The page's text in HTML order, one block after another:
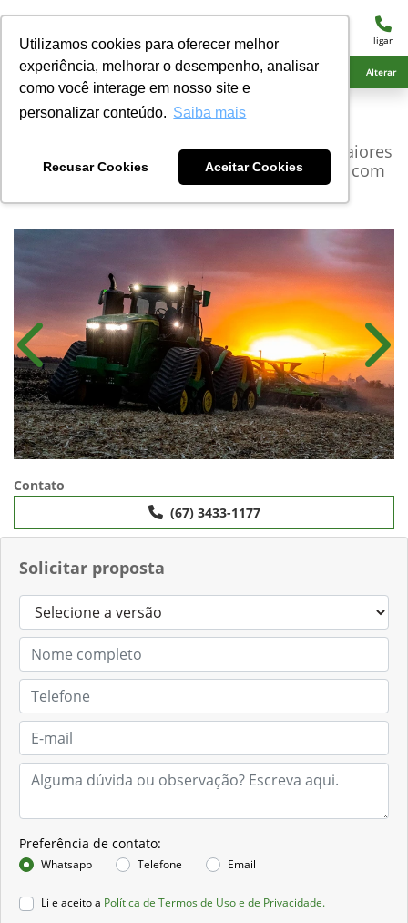
Utilizamos cookies para oferecer melhor
experiência, melhorar o desempenho, analisar
como você interage em nosso site e
personalizar conteúdo. Saiba mais
Recusar Cookies Aceitar Cookies
menu ligar
Ciarama Máquinas Ponta Porã Alterar
John DeereSérie 9RX
Os modelos da Série 9RX incorporam os maiores
tratores John Deere fabricados no mundo, com
potências de 490 e 640 cv
Solicitar proposta
Preferência de contato:
Whatsapp Telefone Email
Li e aceito a Política de Termos de Uso e de Privacidade.
Anterior
Contato
(67) 3433-1177